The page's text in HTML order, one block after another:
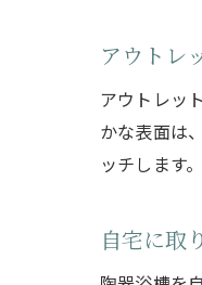
アウトレ
アウトレッ
かな表面は
ッチします
自宅に取